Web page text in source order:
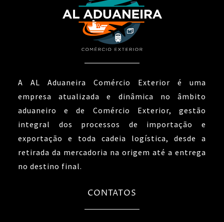
A AL Aduaneira Comércio Exterior é uma
empresa atualizada e dinâmica no âmbito
aduaneiro e de Comércio Exterior, gestão
integral dos processos de importação e
exportação e toda cadeia logística, desde a
retirada da mercadoria na origem até a entrega
no destino final.
CONTATOS